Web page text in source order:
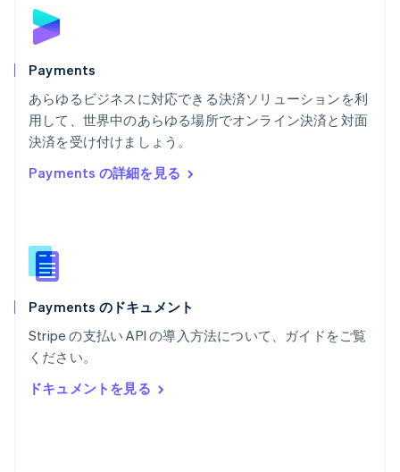
Payments
あらゆるビジネスに対応できる決済ソリューションを利
用して、世界中のあらゆる場所でオンライン決済と対面
決済を受け付けましょう。
Payments の詳細を見る
Payments のドキュメント
Stripe の支払い API の導入方法について、ガイドをご覧
ください。
ドキュメントを見る
ブルガリア
English
Nederlands
English
ポルトガル
PortuguêsEnglish
English
Español
ラトビア
リトアニア
リヒテンシュタイン
Deutsch
ルーマニア
English